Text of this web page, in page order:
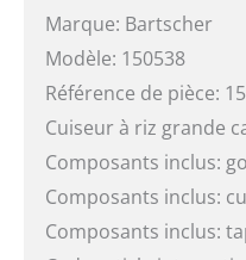
Marque: Bartscher
Modèle: 150538
Référence de pièce:
Cuiseur à riz grande
Composants inclus:
Composants inclus:
Composants inclus: